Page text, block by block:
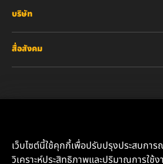
รถยนต์ส่วนบุคคลและรถบรรทุกงานเบา
น้ำมันหล่อลื่น
บริษัท
ตำแหน่งงาน
สื่อสังคม
เว็บไซต์นี้ใช้คุกกี้เพื่อปรับปรุงประสบการ
วิเคราะห์ประสิทธิภาพและปริมาณการใช้ง